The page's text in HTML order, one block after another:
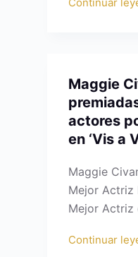
Maggie
actores
en ‘Vis a
Maggie
Mejor Actriz
Mejor Actriz
Continuar